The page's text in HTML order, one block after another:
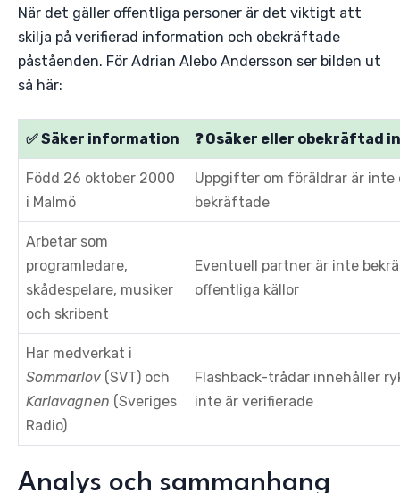
När det gäller offentliga personer är det viktigt att
skilja på verifierad information och obekräftade
påståenden. För Adrian Alebo Andersson ser bilden ut
så här:
✅ Säker information ❓ Osäker eller obekräftad
Född 26 oktober 2000
i Malmö
Uppgifter om föräldrar är inte
bekräftade
Arbetar som
programledare,
skådespelare, musiker
och skribent
Eventuell partner är inte
offentliga källor
Har medverkat i
Sommarlov (SVT) och
Karlavagnen (Sveriges
Radio)
Flashback-trådar innehåller
inte är verifierade
Analys och sammanhang